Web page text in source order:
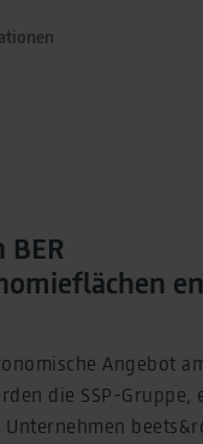
Angebot
die SSP-